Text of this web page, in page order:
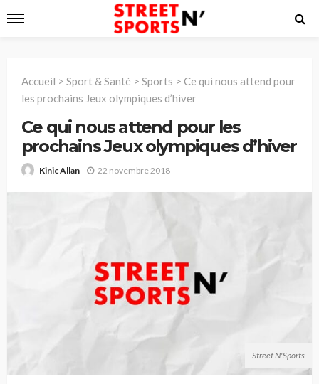
Accueil > Sport & Santé > Sports > Ce qui nous attend pour
les prochains Jeux olympiques d’hiver
Ce qui nous attend pour les
prochains Jeux olympiques d’hiver
Kinic Allan 22 novembre 2018
Street N'Sports